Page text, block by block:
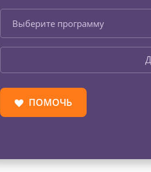
Выберите программу
ПОМОЧЬ